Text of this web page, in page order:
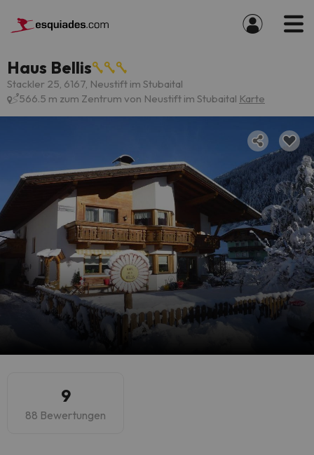
Haus Bellis
Stackler 25, 6167, Neustift im Stubaital
566.5 m zum Zentrum von Neustift im Stubaital Karte
9
88 Bewertungen